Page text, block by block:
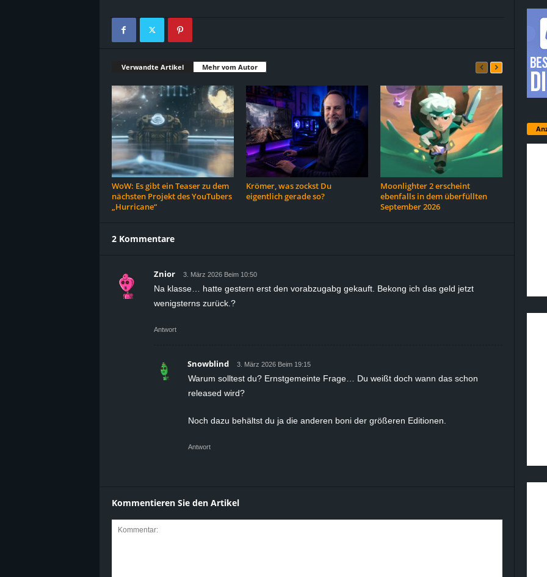
Verwandte Artikel Mehr vom Autor
WoW: Es gibt ein Teaser zu dem
nächsten Projekt des YouTubers
„Hurricane“
Krömer, was zockst Du
eigentlich gerade so?
Moonlighter 2 erscheint
ebenfalls in dem überfüllten
September 2026
2 Kommentare
Znior 3. März 2026 Beim 10:50
Na klasse… hatte gestern erst den vorabzugabg gekauft. Bekong ich das geld jetzt
wenigsterns zurück.?
Antwort
Snowblind 3. März 2026 Beim 19:15
Warum solltest du? Ernstgemeinte Frage… Du weißt doch wann das schon
released wird?
Noch dazu behältst du ja die anderen boni der größeren Editionen.
Antwort
Kommentieren Sie den Artikel